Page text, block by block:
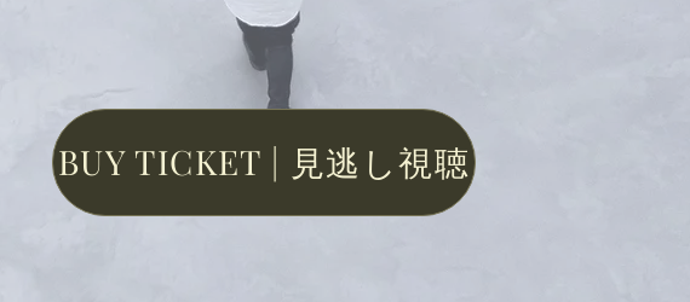
BUY TICKET | 見逃し視聴